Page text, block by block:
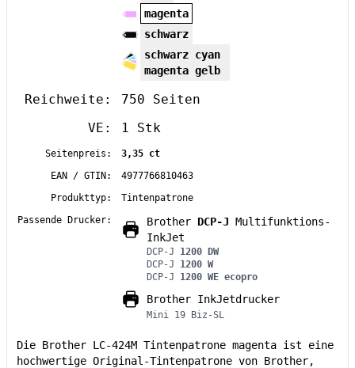
magenta
schwarz
schwarz cyan
magenta gelb
Reichweite:
750 Seiten
VE:
1 Stk
Seitenpreis:
3,35 ct
EAN / GTIN:
4977766810463
Produkttyp:
Tintenpatrone
Passende Drucker:
Brother DCP-J Multifunktions-
InkJet
DCP-J 1200 DW
DCP-J 1200 W
DCP-J 1200 WE ecopro
Brother InkJetdrucker
Mini 19 Biz-SL
Die Brother LC-424M Tintenpatrone magenta ist eine
hochwertige Original-Tintenpatrone von Brother,